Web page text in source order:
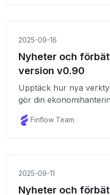
2025-09-16
Nyheter och
version v0.90
Upptäck hur nya
gör din
Finflow Team
2025-09-11
Nyheter och